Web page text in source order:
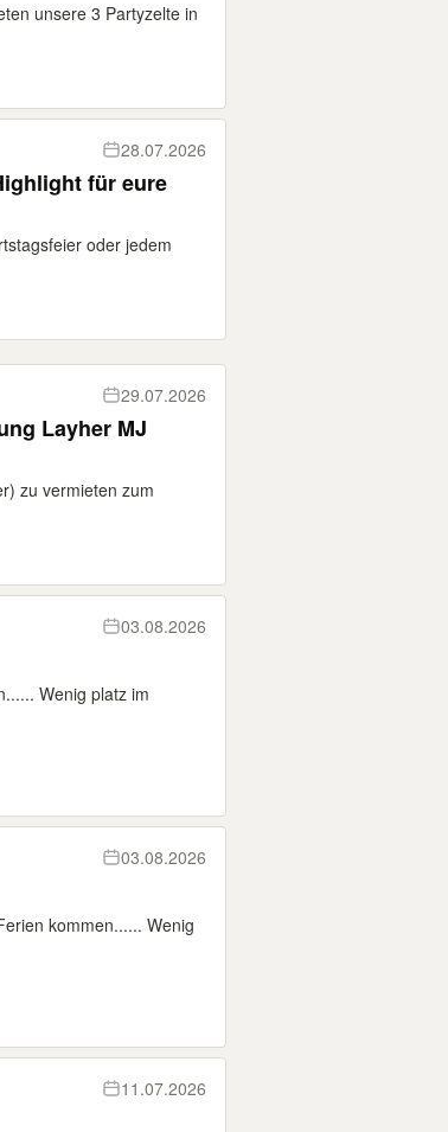
unsere 3 Partyzelte in
28.07.2026
für eure
oder jedem
29.07.2026
Layher MJ
zu vermieten zum
03.08.2026
Wenig platz im
03.08.2026
kommen...... Wenig
11.07.2026